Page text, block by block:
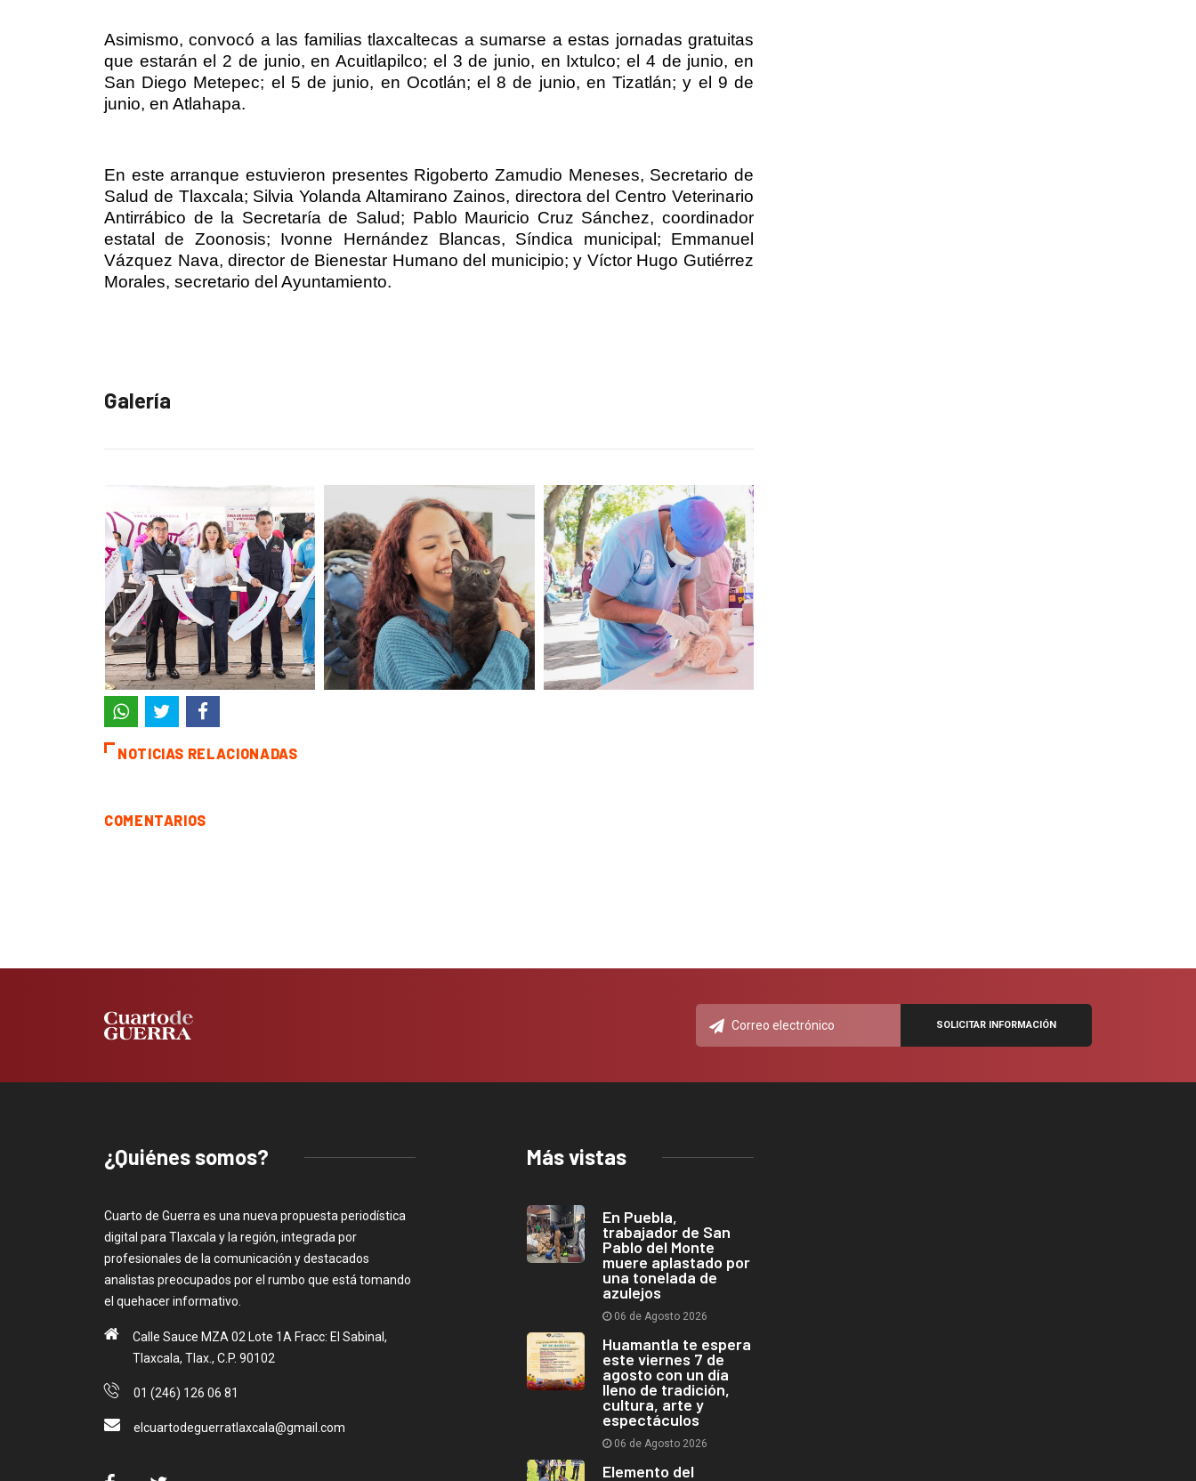
Asimismo, convocó a las familias tlaxcaltecas a sumarse a estas jornadas gratuitas
que estarán el 2 de junio, en Acuitlapilco; el 3 de junio, en Ixtulco; el 4 de junio, en
San Diego Metepec; el 5 de junio, en Ocotlán; el 8 de junio, en Tizatlán; y el 9 de
junio, en Atlahapa.
En este arranque estuvieron presentes Rigoberto Zamudio Meneses, Secretario de
Salud de Tlaxcala; Silvia Yolanda Altamirano Zainos, directora del Centro Veterinario
Antirrábico de la Secretaría de Salud; Pablo Mauricio Cruz Sánchez, coordinador
estatal de Zoonosis; Ivonne Hernández Blancas, Síndica municipal; Emmanuel
Vázquez Nava, director de Bienestar Humano del municipio; y Víctor Hugo Gutiérrez
Morales, secretario del Ayuntamiento.
Galería
NOTICIAS RELACIONADAS
COMENTARIOS
¿Quiénes somos?
Cuarto de Guerra es una nueva propuesta periodística
digital para Tlaxcala y la región, integrada por
profesionales de la comunicación y destacados
analistas preocupados por el rumbo que está tomando
el quehacer informativo.
Calle Sauce MZA 02 Lote 1A Fracc: El Sabinal,
Tlaxcala, Tlax., C.P. 90102
01 (246) 126 06 81
elcuartodeguerratlaxcala@gmail.com
Más vistas
En Puebla,
trabajador de San
Pablo del Monte
muere aplastado por
una tonelada de
azulejos
06 de Agosto 2026
Huamantla te espera
este viernes 7 de
agosto con un día
lleno de tradición,
cultura, arte y
espectáculos
06 de Agosto 2026
Elemento del